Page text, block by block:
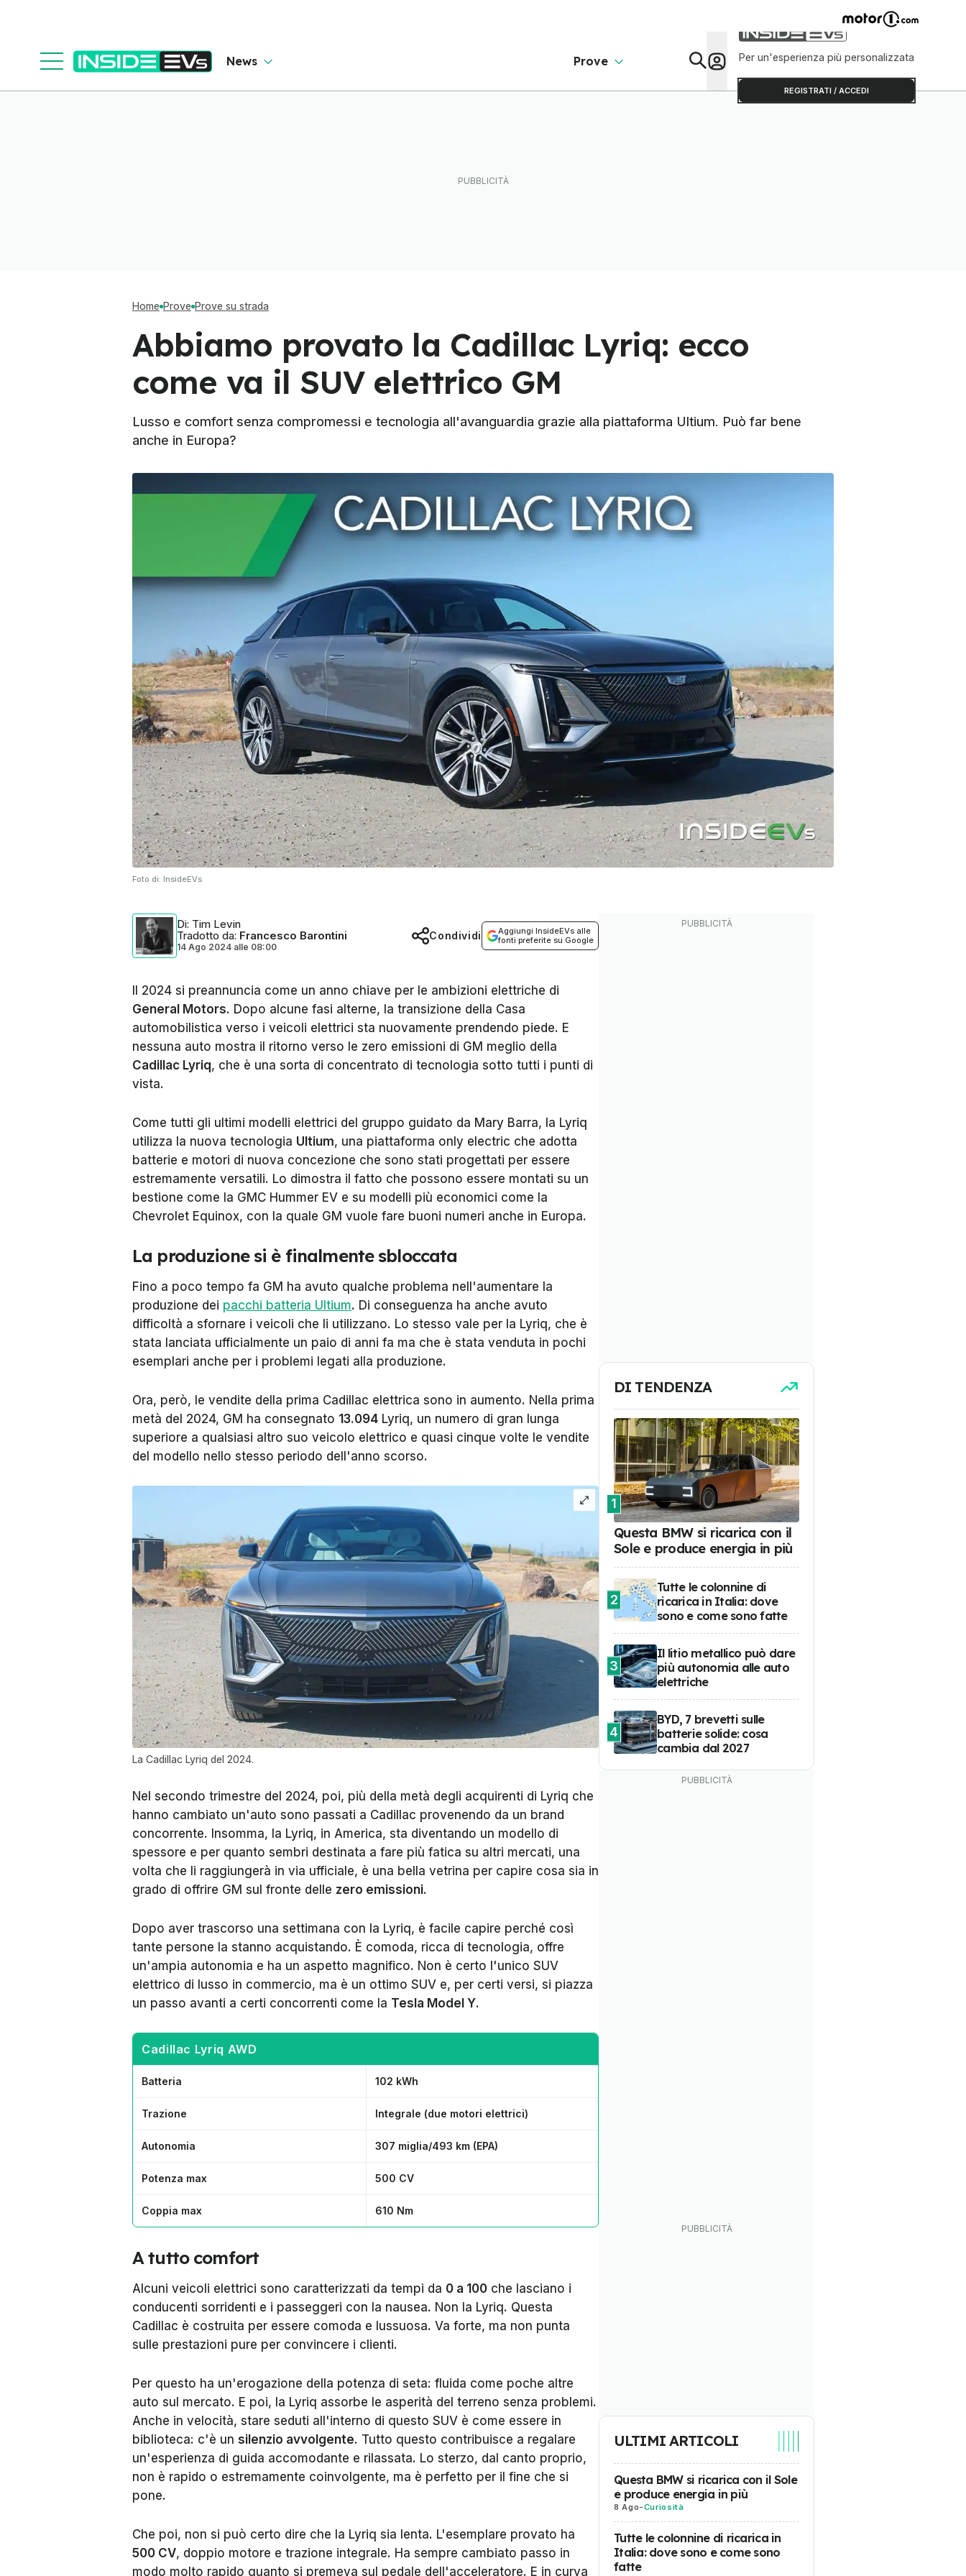
News Prove Per un'esperienza più personalizzata
REGISTRATI / ACCEDI
Home Prove Prove su strada
Abbiamo provato la Cadillac Lyriq: ecco
come va il SUV elettrico GM
Lusso e comfort senza compromessi e tecnologia all'avanguardia grazie alla piattaforma Ultium. Può far bene
anche in Europa?
Foto di: InsideEVs
Di: Tim Levin
Tradotto da: Francesco Barontini
14 Ago 2024 alle 08:00
Aggiungi InsideEVs alle
fonti preferite su Google
Condividi
Il 2024 si preannuncia come un anno chiave per le ambizioni elettriche di
General Motors. Dopo alcune fasi alterne, la transizione della Casa
automobilistica verso i veicoli elettrici sta nuovamente prendendo piede. E
nessuna auto mostra il ritorno verso le zero emissioni di GM meglio della
Cadillac Lyriq, che è una sorta di concentrato di tecnologia sotto tutti i punti di
vista.
Come tutti gli ultimi modelli elettrici del gruppo guidato da Mary Barra, la Lyriq
utilizza la nuova tecnologia Ultium, una piattaforma only electric che adotta
batterie e motori di nuova concezione che sono stati progettati per essere
estremamente versatili. Lo dimostra il fatto che possono essere montati su un
bestione come la GMC Hummer EV e su modelli più economici come la
Chevrolet Equinox, con la quale GM vuole fare buoni numeri anche in Europa.
La produzione si è finalmente sbloccata
Fino a poco tempo fa GM ha avuto qualche problema nell'aumentare la
produzione dei pacchi batteria Ultium. Di conseguenza ha anche avuto
difficoltà a sfornare i veicoli che li utilizzano. Lo stesso vale per la Lyriq, che è
stata lanciata ufficialmente un paio di anni fa ma che è stata venduta in pochi
esemplari anche per i problemi legati alla produzione.
Ora, però, le vendite della prima Cadillac elettrica sono in aumento. Nella prima
metà del 2024, GM ha consegnato 13.094 Lyriq, un numero di gran lunga
superiore a qualsiasi altro suo veicolo elettrico e quasi cinque volte le vendite
del modello nello stesso periodo dell'anno scorso.
La Cadillac Lyriq del 2024.
Nel secondo trimestre del 2024, poi, più della metà degli acquirenti di Lyriq che
hanno cambiato un'auto sono passati a Cadillac provenendo da un brand
concorrente. Insomma, la Lyriq, in America, sta diventando un modello di
spessore e per quanto sembri destinata a fare più fatica su altri mercati, una
volta che li raggiungerà in via ufficiale, è una bella vetrina per capire cosa sia in
grado di offrire GM sul fronte delle zero emissioni.
Dopo aver trascorso una settimana con la Lyriq, è facile capire perché così
tante persone la stanno acquistando. È comoda, ricca di tecnologia, offre
un'ampia autonomia e ha un aspetto magnifico. Non è certo l'unico SUV
elettrico di lusso in commercio, ma è un ottimo SUV e, per certi versi, si piazza
un passo avanti a certi concorrenti come la Tesla Model Y.
Cadillac Lyriq AWD
Batteria 102 kWh
Trazione Integrale (due motori elettrici)
Autonomia 307 miglia/493 km (EPA)
Potenza max 500 CV
Coppia max 610 Nm
A tutto comfort
Alcuni veicoli elettrici sono caratterizzati da tempi da 0 a 100 che lasciano i
conducenti sorridenti e i passeggeri con la nausea. Non la Lyriq. Questa
Cadillac è costruita per essere comoda e lussuosa. Va forte, ma non punta
sulle prestazioni pure per convincere i clienti.
Per questo ha un'erogazione della potenza di seta: fluida come poche altre
auto sul mercato. E poi, la Lyriq assorbe le asperità del terreno senza problemi.
Anche in velocità, stare seduti all'interno di questo SUV è come essere in
biblioteca: c'è un silenzio avvolgente. Tutto questo contribuisce a regalare
un'esperienza di guida accomodante e rilassata. Lo sterzo, dal canto proprio,
non è rapido o estremamente coinvolgente, ma è perfetto per il fine che si
pone.
Che poi, non si può certo dire che la Lyriq sia lenta. L'esemplare provato ha
500 CV, doppio motore e trazione integrale. Ha sempre cambiato passo in
modo molto rapido quanto si premeva sul pedale dell'acceleratore. E in curva
DI TENDENZA
1
Questa BMW si ricarica con il
Sole e produce energia in più
2
Tutte le colonnine di
ricarica in Italia: dove
sono e come sono fatte
3
Il litio metallico può dare
più autonomia alle auto
elettriche
4
BYD, 7 brevetti sulle
batterie solide: cosa
cambia dal 2027
ULTIMI ARTICOLI
Questa BMW si ricarica con il Sole
e produce energia in più
8 Ago-Curiosità
Tutte le colonnine di ricarica in
Italia: dove sono e come sono
fatte